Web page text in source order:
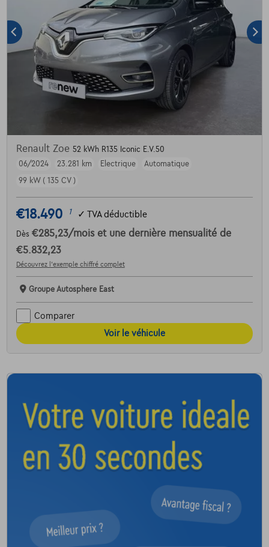
Renault Zoe 52 kWh R135 Iconic E.V.50
06/2024
23.281 km Electrique
Automatique
99 kW ( 135 CV )
€18.490 1 ✓ TVA déductible
Dès €285,23/mois et une dernière mensualité de
€5.832,23
Découvrez l’exemple chiffré complet
Groupe Autosphere East
Comparer
Voir le véhicule